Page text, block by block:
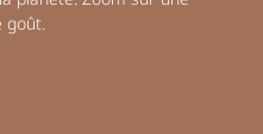
goût.